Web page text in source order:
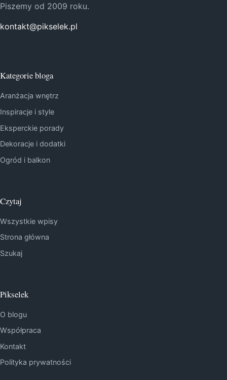
Piszemy od 2009 roku.
kontakt@pikselek.pl
Kategorie bloga
Aranżacja wnętrz
Inspiracje i style
Eksperckie porady
Dekoracje i dodatki
Ogród i balkon
Czytaj
Wszystkie wpisy
Strona główna
Szukaj
Pikselek
O blogu
Współpraca
Kontakt
Polityka prywatności